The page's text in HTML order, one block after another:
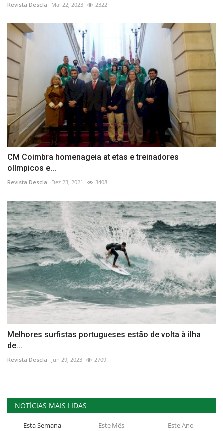
Revista Descla Mai 22, 2023 2322
CM Coimbra homenageia atletas e treinadores
olímpicos e...
Revista Descla Dez 23, 2021 3408
Melhores surfistas portugueses estão de volta à ilha
de...
Revista Descla Jun 29, 2023 2709
NOTÍCIAS MAIS LIDAS
Esta Semana Este Mês Este Ano